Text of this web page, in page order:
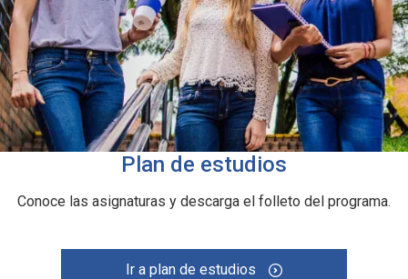
Plan de estudios
Conoce las asignaturas y descarga el folleto del programa.
Ir a plan de estudios